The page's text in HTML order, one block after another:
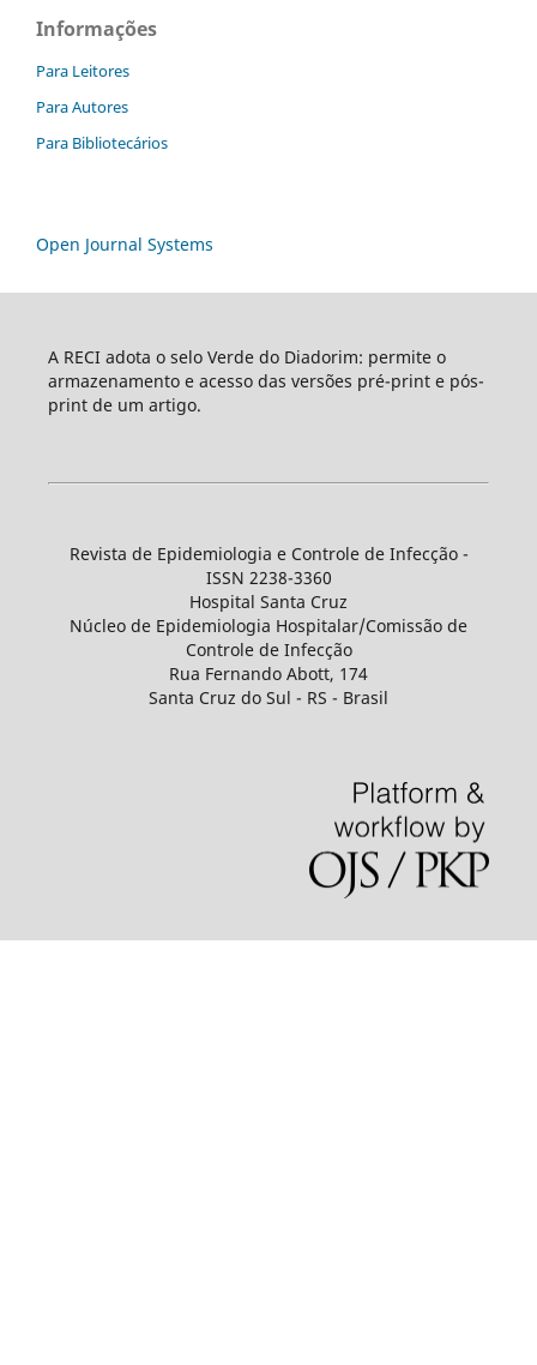
Informações
Para Leitores
Para Autores
Para Bibliotecários
Open Journal Systems
A RECI adota o selo Verde do Diadorim: permite o
armazenamento e acesso das versões pré-print e pós-
print de um artigo.
Revista de Epidemiologia e Controle de Infecção -
ISSN 2238-3360
Hospital Santa Cruz
Núcleo de Epidemiologia Hospitalar/Comissão de
Controle de Infecção
Rua Fernando Abott, 174
Santa Cruz do Sul - RS - Brasil